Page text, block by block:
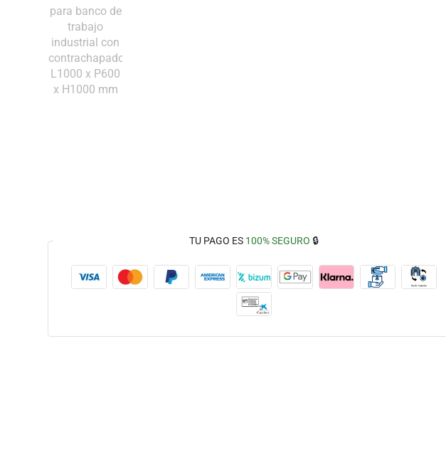
TU PAGO ES 100% SEGURO 🔒